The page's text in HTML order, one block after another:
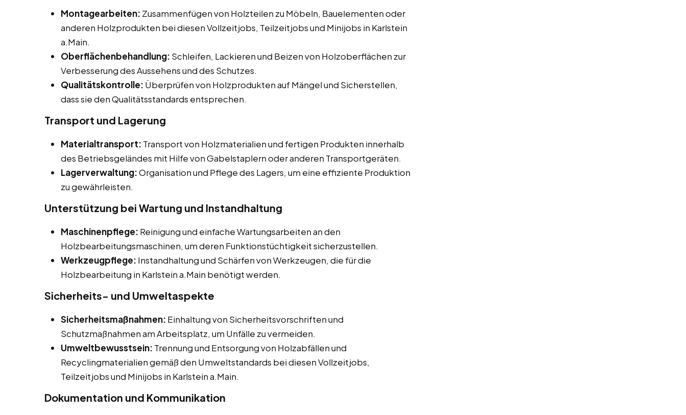
Montagearbeiten: Zusammenfügen von Holzteilen zu Möbeln, Bauelementen oder
anderen Holzprodukten bei diesen Vollzeitjobs, Teilzeitjobs und Minijobs in Karlstein
a.Main.
Oberflächenbehandlung: Schleifen, Lackieren und Beizen von Holzoberflächen zur
Verbesserung des Aussehens und des Schutzes.
Qualitätskontrolle: Überprüfen von Holzprodukten auf Mängel und Sicherstellen,
dass sie den Qualitätsstandards entsprechen.
Transport und Lagerung
Materialtransport: Transport von Holzmaterialien und fertigen Produkten innerhalb
des Betriebsgeländes mit Hilfe von Gabelstaplern oder anderen Transportgeräten.
Lagerverwaltung:Organisation und Pflege des Lagers, um eine effiziente Produktion
zu gewährleisten.
Unterstützung bei Wartung und Instandhaltung
Maschinenpflege: Reinigung und einfache Wartungsarbeiten an den
Holzbearbeitungsmaschinen, um deren Funktionstüchtigkeit sicherzustellen.
Werkzeugpflege: Instandhaltung und Schärfen von Werkzeugen, die für die
Holzbearbeitung in Karlstein a.Main benötigt werden.
Sicherheits- und Umweltaspekte
Sicherheitsmaßnahmen: Einhaltung von Sicherheitsvorschriften und
Schutzmaßnahmen am Arbeitsplatz, um Unfälle zu vermeiden.
Umweltbewusstsein: Trennung und Entsorgung von Holzabfällen und
Recyclingmaterialien gemäß den Umweltstandards bei diesen Vollzeitjobs,
Teilzeitjobs und Minijobs in Karlstein a.Main.
Dokumentation und Kommunikation